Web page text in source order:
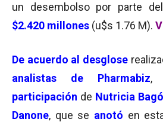
un desembolso por parte del
$2.420 millones (u$s 1.76 M).
De acuerdo al desglose
analistas de Pharmabiz,
participación de Nutricia Bagó
Danone, que se anotó en